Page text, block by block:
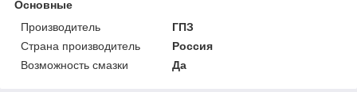
Основные
Производитель
ГПЗ
Страна производитель
Россия
Возможность смазки
Да